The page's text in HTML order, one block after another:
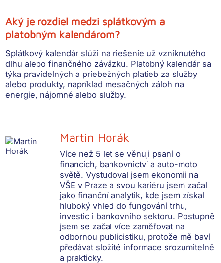
Aký je rozdiel medzi splátkovým a
platobným kalendárom?
Splátkový kalendár slúži na riešenie už vzniknutého
dlhu alebo finančného záväzku. Platobný kalendár sa
týka pravidelných a priebežných platieb za služby
alebo produkty, napríklad mesačných záloh na
energie, nájomné alebo služby.
Martin Horák
Více než 5 let se věnuji psaní o
financích, bankovnictví a auto-moto
světě. Vystudoval jsem ekonomii na
VŠE v Praze a svou kariéru jsem začal
jako finanční analytik, kde jsem získal
hluboký vhled do fungování trhu,
investic i bankovního sektoru. Postupně
jsem se začal více zaměřovat na
odbornou publicistiku, protože mě baví
předávat složité informace srozumitelně
a prakticky.